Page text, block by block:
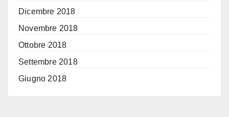
Dicembre 2018
Novembre 2018
Ottobre 2018
Settembre 2018
Giugno 2018